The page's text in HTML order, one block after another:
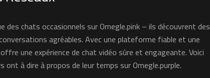
chats occasionnels sur Omegle.pink – ils découvrent des
agréables. Avec une plateforme fiable et une
une expérience de chat vidéo sûre et engageante. Voici
à dire à propos de leur temps sur Omegle.purple.